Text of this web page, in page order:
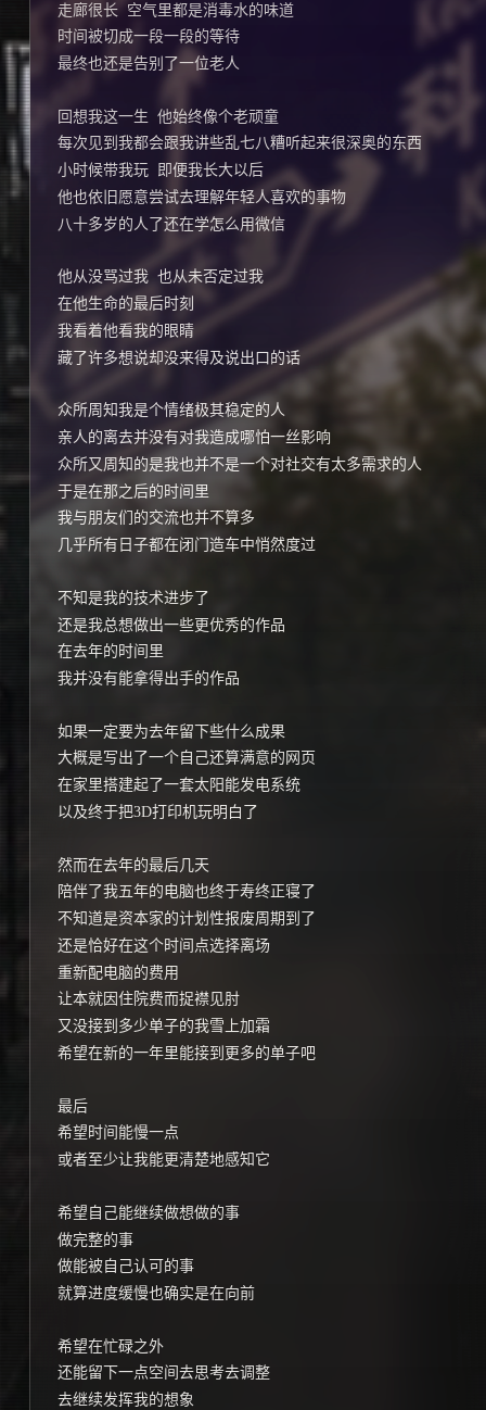
走廊很长  空气里都是消毒水的味道
时间被切成一段一段的等待
最终也还是告别了一位老人
回想我这一生  他始终像个老顽童
每次见到我都会跟我讲些乱七八糟听起来很深奥的东西
小时候带我玩  即便我长大以后
他也依旧愿意尝试去理解年轻人喜欢的事物
八十多岁的人了还在学怎么用微信
他从没骂过我  也从未否定过我
在他生命的最后时刻
我看着他看我的眼睛
藏了许多想说却没来得及说出口的话
众所周知我是个情绪极其稳定的人
亲人的离去并没有对我造成哪怕一丝影响
众所又周知的是我也并不是一个对社交有太多需求的人
于是在那之后的时间里
我与朋友们的交流也并不算多
几乎所有日子都在闭门造车中悄然度过
不知是我的技术进步了
还是我总想做出一些更优秀的作品
在去年的时间里
我并没有能拿得出手的作品
如果一定要为去年留下些什么成果
大概是写出了一个自己还算满意的网页
在家里搭建起了一套太阳能发电系统
以及终于把3D打印机玩明白了
然而在去年的最后几天
陪伴了我五年的电脑也终于寿终正寝了
不知道是资本家的计划性报废周期到了
还是恰好在这个时间点选择离场
重新配电脑的费用
让本就因住院费而捉襟见肘
又没接到多少单子的我雪上加霜
希望在新的一年里能接到更多的单子吧
最后
希望时间能慢一点
或者至少让我能更清楚地感知它
希望自己能继续做想做的事
做完整的事
做能被自己认可的事
就算进度缓慢也确实是在向前
希望在忙碌之外
还能留下一点空间去思考去调整
去继续发挥我的想象